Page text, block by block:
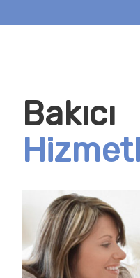
Bakıcı